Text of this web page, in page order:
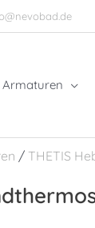
Armaturen
/ THETIS